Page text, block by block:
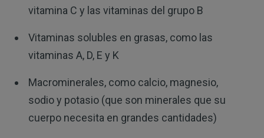
vitamina C y las vitaminas del grupo B
Vitaminas solubles en grasas, como las
vitaminas A, D, E y K
Macrominerales, como calcio, magnesio,
sodio y potasio (que son minerales que su
cuerpo necesita en grandes cantidades)